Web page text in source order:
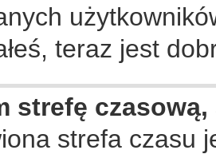
teraz jest
strefę
strefa czasu